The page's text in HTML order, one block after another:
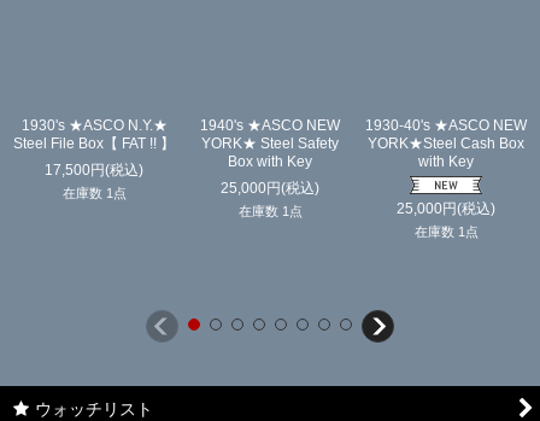
1930's ★ASCO N.Y.★
Steel File Box【 FAT !! 】
17,500円(税込)
在庫数 1点
1940's ★ASCO NEW
YORK★ Steel Safety
Box with Key
25,000円(税込)
在庫数 1点
1930-40's ★ASCO NEW
YORK★Steel Cash Box
with Key
25,000円(税込)
在庫数 1点
ウォッチリスト